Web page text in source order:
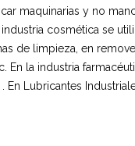
maquinarias y no
cosmética se
de limpieza, en
la industria
Lubricantes